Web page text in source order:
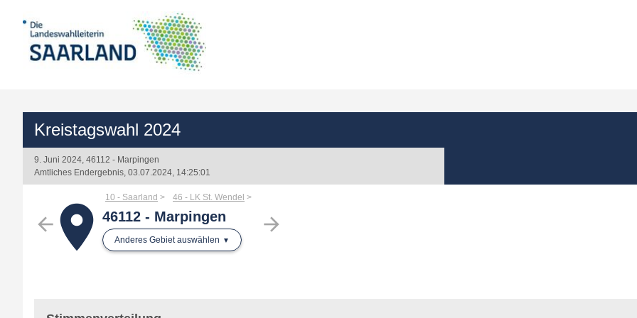
Kreistagswahl 2024
9. Juni 2024, 46112 - Marpingen
Amtliches Endergebnis, 03.07.2024, 14:25:01
arrow_back arrow_forward
place
10 - Saarland 46 - LK St. Wendel
46112 - Marpingen
Anderes Gebiet auswählen